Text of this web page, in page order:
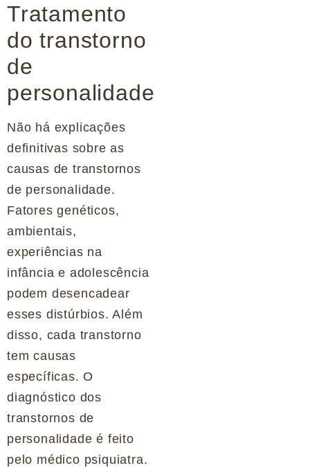
Tratamento
do transtorno
de
personalidade
Não há explicações
definitivas sobre as
causas de transtornos
de personalidade.
Fatores genéticos,
ambientais,
experiências na
infância e adolescência
podem desencadear
esses distúrbios. Além
disso, cada transtorno
tem causas
específicas. O
diagnóstico dos
transtornos de
personalidade é feito
pelo médico psiquiatra.